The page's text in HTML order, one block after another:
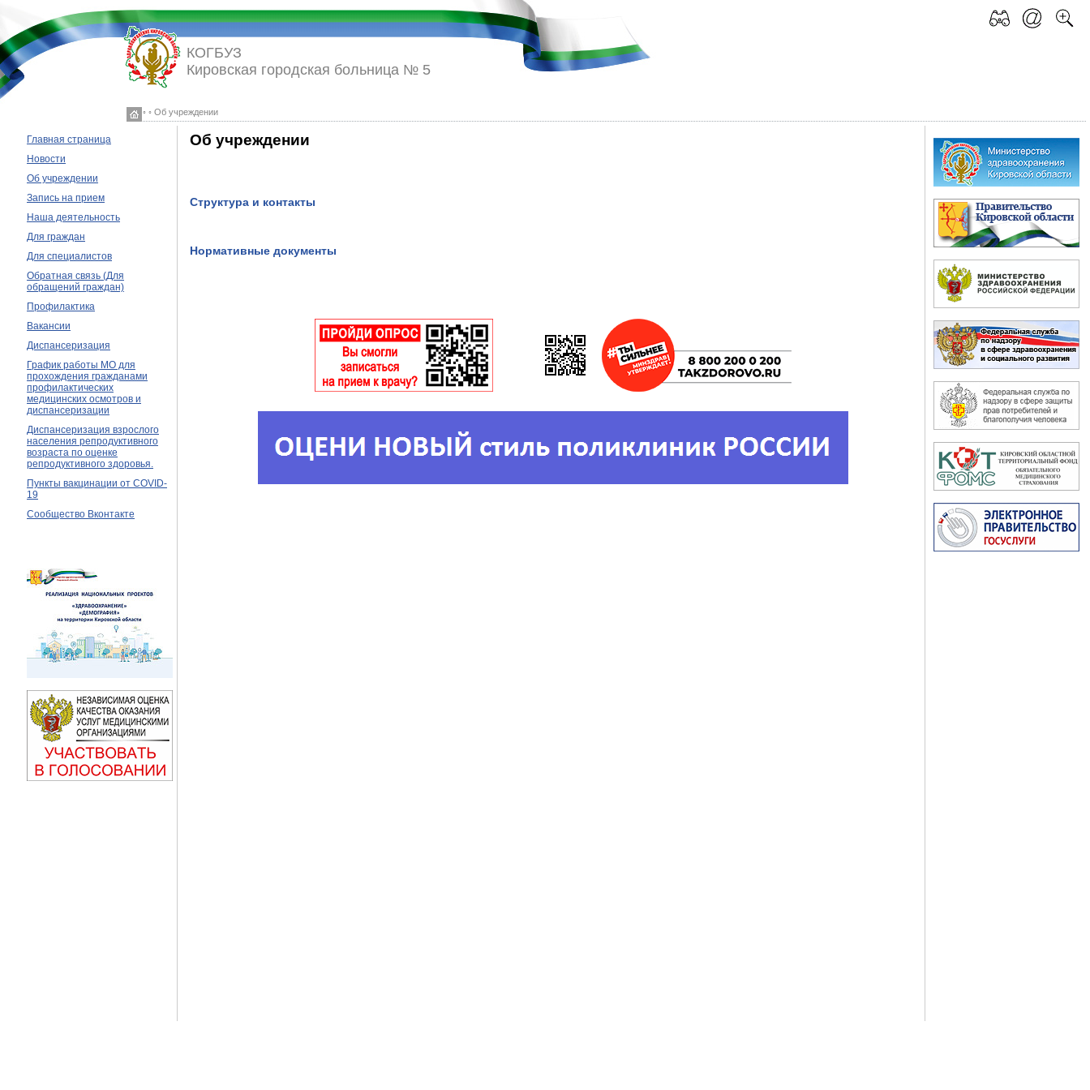
◦ ◦ Об учреждении
КОГБУЗ
Кировская городская больница № 5
Главная страница
Новости
Об учреждении
Запись на прием
Наша деятельность
Для граждан
Для специалистов
Обратная связь (Для
обращений граждан)
Профилактика
Вакансии
Диспансеризация
График работы МО для
прохождения гражданами
профилактических
медицинских осмотров и
диспансеризации
Диспансеризация взрослого
населения репродуктивного
возраста по оценке
репродуктивного здоровья.
Пункты вакцинации от COVID-
19
Сообщество Вконтакте
Об учреждении
Структура и контакты
Нормативные документы